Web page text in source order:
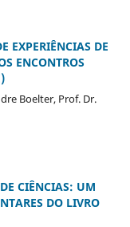
EXPERIÊNCIAS DE
ENCONTROS
Boelter, Prof. Dr.
CIÊNCIAS: UM
DO LIVRO